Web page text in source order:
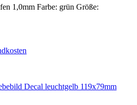
1,0mm Farbe: grün Größe: